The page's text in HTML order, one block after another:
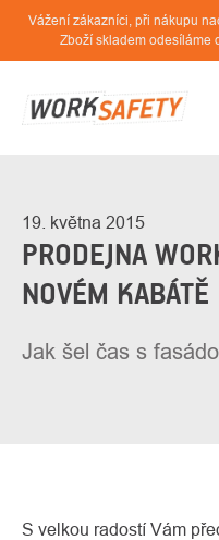
Přejít
obsah
Vážení zákazníci, při nákupu
Zboží skladem odesíláme
19. května 2015
PRODEJNA
NOVÉM KABÁTĚ
Jak šel čas s
S velkou radostí Vám